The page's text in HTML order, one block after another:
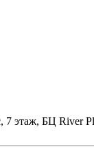
7 этаж, БЦ River